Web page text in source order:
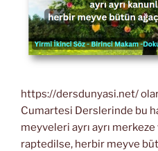
https://dersdunyasi.net/
Cumartesi Derslerinde bu
meyveleri ayrı ayrı merkeze
raptedilse, herbir meyve